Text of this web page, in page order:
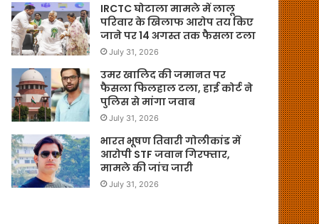
IRCTC घोटाला मामले में लालू
परिवार के खिलाफ आरोप तय किए
जाने पर 14 अगस्त तक फैसला टला
July 31, 2026
उमर खालिद की जमानत पर
फैसला फिलहाल टला, हाई कोर्ट ने
पुलिस से मांगा जवाब
July 31, 2026
भारत भूषण तिवारी गोलीकांड में
आरोपी STF जवान गिरफ्तार,
मामले की जांच जारी
July 31, 2026